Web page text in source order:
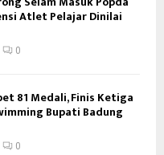
Atlet Pelajar Dinilai
0
81 Medali, Finis Ketiga
Bupati Badung
0